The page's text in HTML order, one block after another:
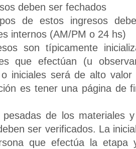
deben ser fechados
de estos ingresos
internos (AM/PM o 24 hs)
son típicamente
que efectúan (u
o iniciales será de alto
es tener una página de
pesadas de los materiales
ser verificados. La
que efectúa la etapa